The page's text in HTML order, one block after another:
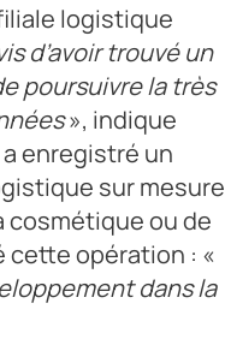
logistique
d’avoir trouvé un
poursuivre la très
», indique
enregistré un
sur mesure
cosmétique ou de
cette opération : «
dans la